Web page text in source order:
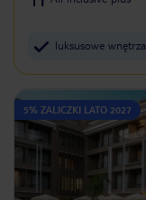
luksusowe wnętrza
5% ZALICZKI LATO 2027